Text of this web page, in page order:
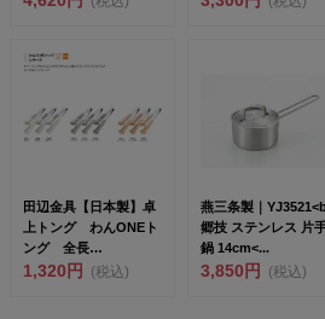
田辺金具【日本製】卓
上トング わんONEト
ング 全長
18cm（692549）<...
1,320円 (税込)
燕三条製｜
郷技 ステンレス 片
鍋 14cm<...
3,850円 (税込)